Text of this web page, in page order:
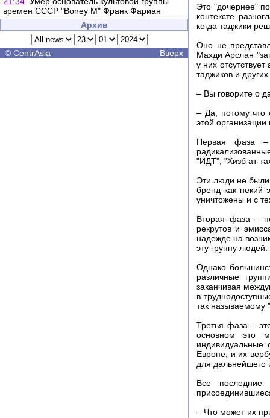
времен СССР "Boney M" Франк Фариан
Архив
© CentrAsia Вверх
Это "дочернее"
контексте
когда таджики
Оно не
Махди Арслан
у них
таджиков и
– Вы говорите о
– Да, потому что
этой
Первая фаза
"ИДТ", "Хизб ат-
Эти люди не
бренд как некий
уничтожены и с
Вторая фаза –
рекрутов и
надежде на
эту группу людей.
Однако
различные
заканчивая
в
так называемому
Третья фаза –
основном это
индивидуальные
Европе, и их
для дальнейшего
Все
– Что может их